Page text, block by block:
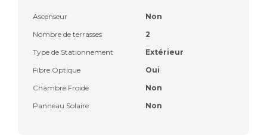
Ascenseur
Non
Nombre de terrasses
2
Type de Stationnement
Extérieur
Fibre Optique
Oui
Chambre Froide
Non
Panneau Solaire
Non